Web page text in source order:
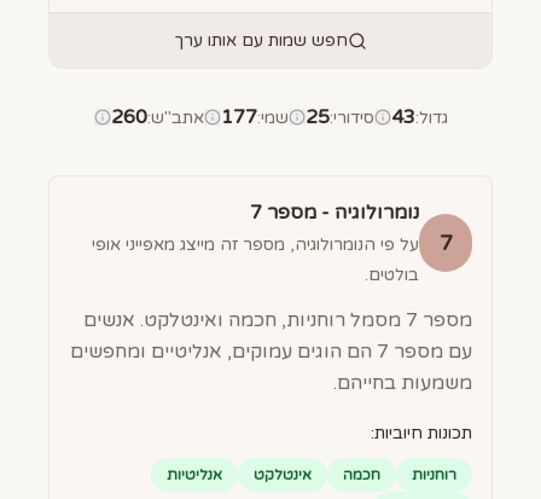
חפש שמות עם אותו ערך
גדול:
43 סידורי:
25 שמי:
177 אתב"ש:
260
7
נומרולוגיה - מספר 7
על פי הנומרולוגיה, מספר זה מייצג מאפייני אופי
בולטים.
מספר 7 מסמל רוחניות, חכמה ואינטלקט. אנשים
עם מספר 7 הם הוגים עמוקים, אנליטיים ומחפשים
משמעות בחייהם.
תכונות חיוביות:
רוחניות חכמה אינטלקט
אנליטיות